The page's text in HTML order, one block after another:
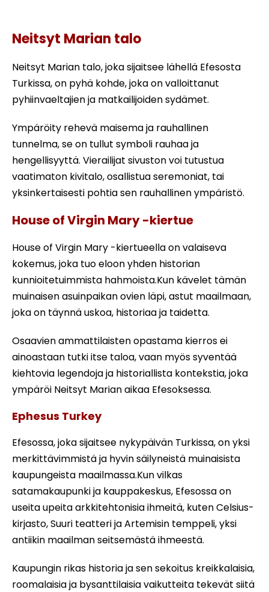
Neitsyt Marian talo
Neitsyt Marian talo, joka sijaitsee lähellä Efesosta
Turkissa, on pyhä kohde, joka on valloittanut
pyhiinvaeltajien ja matkailijoiden sydämet.
Ympäröity rehevä maisema ja rauhallinen
tunnelma, se on tullut symboli rauhaa ja
hengellisyyttä. Vierailijat sivuston voi tutustua
vaatimaton kivitalo, osallistua seremoniat, tai
yksinkertaisesti pohtia sen rauhallinen ympäristö.
House of Virgin Mary -kiertue
House of Virgin Mary -kiertueella on valaiseva
kokemus, joka tuo eloon yhden historian
kunnioitetuimmista hahmoista.Kun kävelet tämän
muinaisen asuinpaikan ovien läpi, astut maailmaan,
joka on täynnä uskoa, historiaa ja taidetta.
Osaavien ammattilaisten opastama kierros ei
ainoastaan tutki itse taloa, vaan myös syventää
kiehtovia legendoja ja historiallista kontekstia, joka
ympäröi Neitsyt Marian aikaa Efesoksessa.
Ephesus Turkey
Efesossa, joka sijaitsee nykypäivän Turkissa, on yksi
merkittävimmistä ja hyvin säilyneistä muinaisista
kaupungeista maailmassa.Kun vilkas
satamakaupunki ja kauppakeskus, Efesossa on
useita upeita arkkitehtonisia ihmeitä, kuten Celsius-
kirjasto, Suuri teatteri ja Artemisin temppeli, yksi
antiikin maailman seitsemästä ihmeestä.
Kaupungin rikas historia ja sen sekoitus kreikkalaisia,
roomalaisia ja bysanttilaisia vaikutteita tekevät siitä